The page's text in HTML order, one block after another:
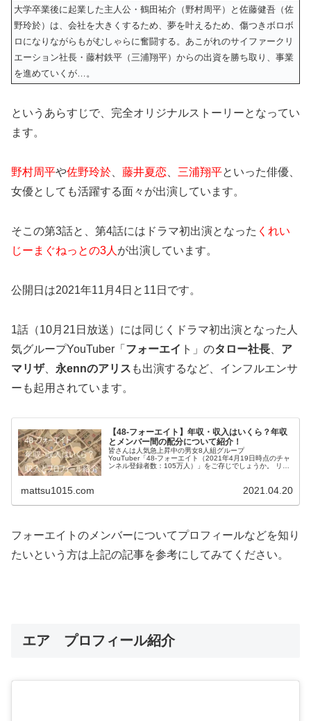
大学卒業後に起業した主人公・鶴田祐介（野村周平）と佐藤健吾（佐
野玲於）は、会社を大きくするため、夢を叶えるため、傷つきボロボ
ロになりながらもがむしゃらに奮闘する。あこがれのサイファークリ
エーション社長・藤村鉄平（三浦翔平）からの出資を勝ち取り、事業
を進めていくが…。
というあらすじで、完全オリジナルストーリーとなってい
ます。
野村周平や佐野玲於 藤井夏恋 三浦翔平といった俳優、
女優としても活躍する面々が出演しています。
そこの第3話と、第4話には ドラマ初出演となった くれい
じーまぐねっとの3人 が出演しています。
公開日は2021年11月4日と11日です。
1話（10月21日放送）には同じくドラマ初出演となった人
気グループYouTuber 「 フォーエイ ト」のタロー社長
ア
マリザ、 永ennのアリス も出演するなど、インフルエンサ
ーも起用されています。
【48‐フォーエイト】年収・収入はいくら？年収
とメンバー間の配分について紹介！
皆さんは人気急上昇中の男女8人組グループ
YouTuber「48‐フォーエイト（2021年4月19日時点のチャ
ンネル登録者数：105万人）」をご存じでしょうか。 リー
mattsu1015.com 2021.04.20
フォーエイトのメンバーについてプロフィールなどを知り
たいという方は上記の記事を参考にしてみてください。
エア プロフィール紹介